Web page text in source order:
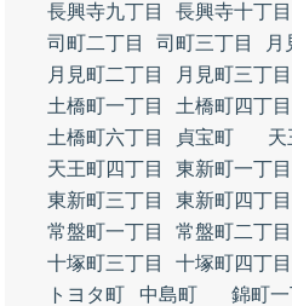
長興寺九丁目
長興寺十丁目
司町二丁目
司町三丁目
月
月見町二丁目
月見町三丁目
土橋町一丁目
土橋町四丁目
土橋町六丁目
貞宝町
天
天王町四丁目
東新町一丁目
東新町三丁目
東新町四丁目
常盤町一丁目
常盤町二丁目
十塚町三丁目
十塚町四丁目
トヨタ町
中島町 錦町一